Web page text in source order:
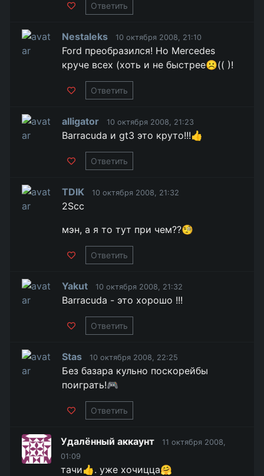
Ответить
Nestaleks 10 октября 2008, 21:10
Ford преобразился! Но Mercedes
круче всех (хоть и не быстрее☹️(( )!
Ответить
alligator 10 октября 2008, 21:23
Barracuda и gt3 это круто!!!👍
Ответить
TDIK 10 октября 2008, 21:32
2Scc
мэн, а я то тут при чем??🧐
Ответить
Yakut 10 октября 2008, 21:32
Barracuda - это хорошо !!!
Ответить
Stas 10 октября 2008, 22:25
Без базара кульно поскорейбы
поиграть!🎮
Ответить
Удалённый аккаунт
11 октября 2008,
01:09
тачи👍. уже хочицца🤗